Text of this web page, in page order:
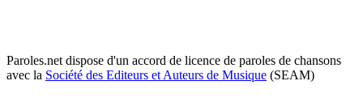
Paroles.net dispose d'un accord de licence de paroles de chansons
avec la Société des Editeurs et Auteurs de Musique (SEAM)